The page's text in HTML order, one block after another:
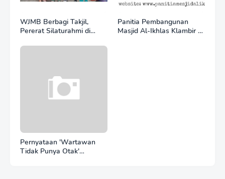
WJMB Berbagi Takjil,
Pererat Silaturahmi di
Panitia Pembangunan
Masjid Al-Ikhlas Klambir V
Pernyataan 'Wartawan
Tidak Punya Otak'